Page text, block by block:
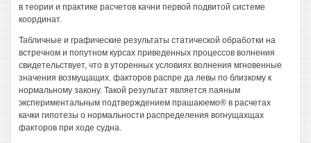
в теории и практике расчетов качни первой подвитой системе
координат.
Табличные и графические результаты статической обработки на
встречном и попутном курсах приведенных процессов волнения
свидетельствует, что в уторенных условиях волнения мгновенные
значения возмущащих. факторов распре да левы по близкому к
нормальному закону. Такой результат является паяным
экспериментальным подтверждением прашаюемо® в расчетах
качки гипотезы о нормальности распределения вогнущахщах
факторов при ходе судна.